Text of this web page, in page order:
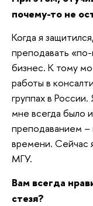
почему-то не
Когда я
преподавать
бизнес. К тому
работы в
группах в
мне всегда было
преподаванием –
времени. Сейчас
МГУ.
Вам всегда
стезя?